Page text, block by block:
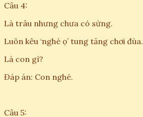
Câu 4:
Là trâu nhưng chưa có sừng.
Luôn kêu ‘nghé ọ’ tung tăng chơi đùa.
Là con gì?
Đáp án: Con nghé.
Câu 5: